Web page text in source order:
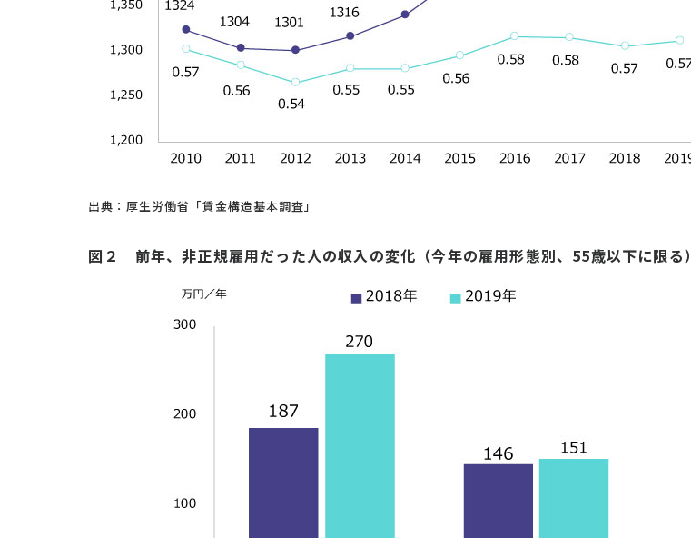
出典：厚生労働省「賃金構造基本調査」
図２ 前年、非正規雇用だった人の収入の変化（今年の雇用形態別、55歳以下に限る）